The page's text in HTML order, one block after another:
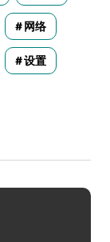
网络
设置